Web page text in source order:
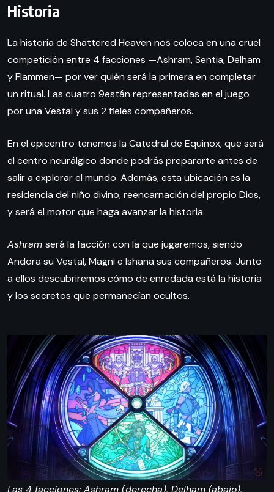
Historia
La historia de Shattered Heaven nos coloca en una cruel
competición entre 4 facciones —Ashram, Sentia, Delham
y Flammen— por ver quién será la primera en completar
un ritual. Las cuatro 9están representadas en el juego
por una Vestal y sus 2 fieles compañeros.
En el epicentro tenemos la Catedral de Equinox, que será
el centro neurálgico donde podrás prepararte antes de
salir a explorar el mundo. Además, esta ubicación es la
residencia del niño divino, reencarnación del propio Dios,
y será el motor que haga avanzar la historia.
Ashram será la facción con la que jugaremos, siendo
Andora su Vestal, Magni e Ishana sus compañeros. Junto
a ellos descubriremos cómo de enredada está la historia
y los secretos que permanecían ocultos.
Las 4 facciones: Ashram (derecha), Delham (abajo),